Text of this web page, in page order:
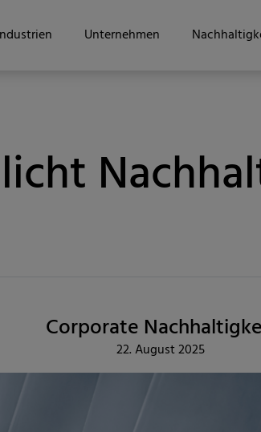
Unternehmen
Corporate
22. August 2025